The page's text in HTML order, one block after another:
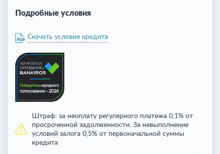
Подробные условия
Скачать условия кредита
Штраф: за неоплату регулярного платежа 0,1% от
просроченной задолженности. За невыполнение
условий залога 0,5% от первоначальной суммы
кредита